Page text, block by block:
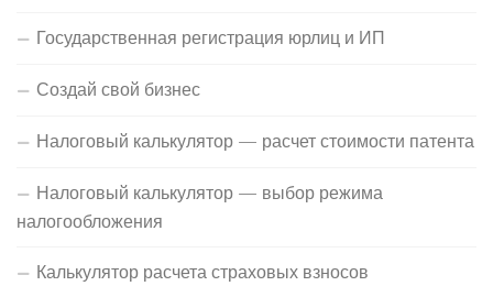
Государственная регистрация юрлиц и ИП
Создай свой бизнес
Налоговый калькулятор — расчет стоимости патента
Налоговый калькулятор — выбор режима
налогообложения
Калькулятор расчета страховых взносов